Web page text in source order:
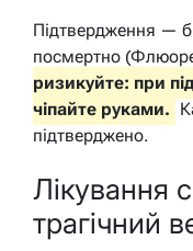
Підтвердження —
посмертно
ризикуйте: при
чіпайте руками.
підтверджено.
Лікування
трагічний